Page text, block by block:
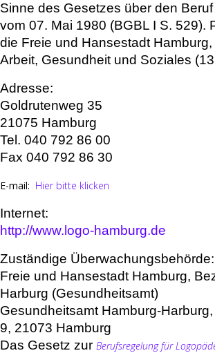
Sinne des Gesetzes über den
vom 07. Mai 1980 (BGBL I S. 529).
die Freie und Hansestadt
Arbeit, Gesundheit und Soziales
Adresse:
Goldrutenweg 35
21075 Hamburg
Tel. 040 792 86 00
Fax 040 792 86 30
E-mail: Hier bitte klicken
Internet:
http://www.logo-hamburg.de
Zuständige Überwachungsbehörde:
Freie und Hansestadt Hamburg,
Harburg (Gesundheitsamt)
Gesundheitsamt Hamburg-
9, 21073 Hamburg
Das Gesetz zur Berufsregelung für